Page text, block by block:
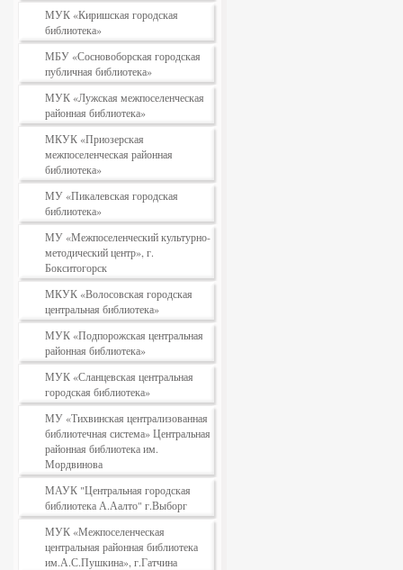
МУК «Киришская городская
библиотека»
МБУ «Сосновоборская городская
публичная библиотека»
МУК «Лужская межпоселенческая
районная библиотека»
МКУК «Приозерская
межпоселенческая районная
библиотека»
МУ «Пикалевская городская
библиотека»
МУ «Межпоселенческий культурно-
методический центр», г.
Бокситогорск
МКУК «Волосовская городская
центральная библиотека»
МУК «Подпорожская центральная
районная библиотека»
МУК «Сланцевская центральная
городская библиотека»
МУ «Тихвинская централизованная
библиотечная система» Центральная
районная библиотека им.
Мордвинова
МАУК "Центральная городская
библиотека А.Аалто" г.Выборг
МУК «Межпоселенческая
центральная районная библиотека
им.А.С.Пушкина», г.Гатчина